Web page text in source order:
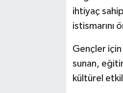
ihtiyaç
istismarını
Gençler için
sunan,
kültürel